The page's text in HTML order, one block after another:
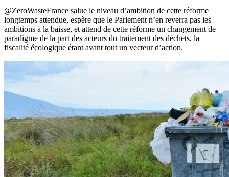
@ZeroWasteFrance salue le niveau d’ambition de cette réforme
longtemps attendue, espère que le Parlement n’en reverra pas les
ambitions à la baisse, et attend de cette réforme un changement de
paradigme de la part des acteurs du traitement des déchets, la
fiscalité écologique étant avant tout un vecteur d’action.